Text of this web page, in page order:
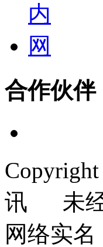
合作伙伴
讯 未经
网络实名